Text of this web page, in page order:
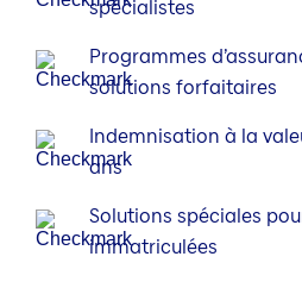
spécia­listes
Programmes
solutions forfait­aires
Indemnisation à la
ans
Solutions spéciales
immatri­culées